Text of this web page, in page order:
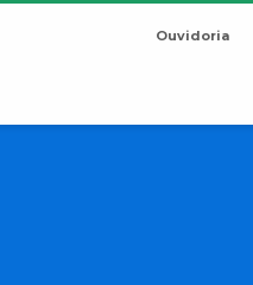
Ouvidoria